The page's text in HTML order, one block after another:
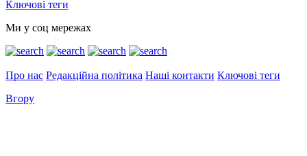
Ключові теги
Ми у соц мережах
Про нас Редакційна політика Наші контакти Ключові теги
Вгору